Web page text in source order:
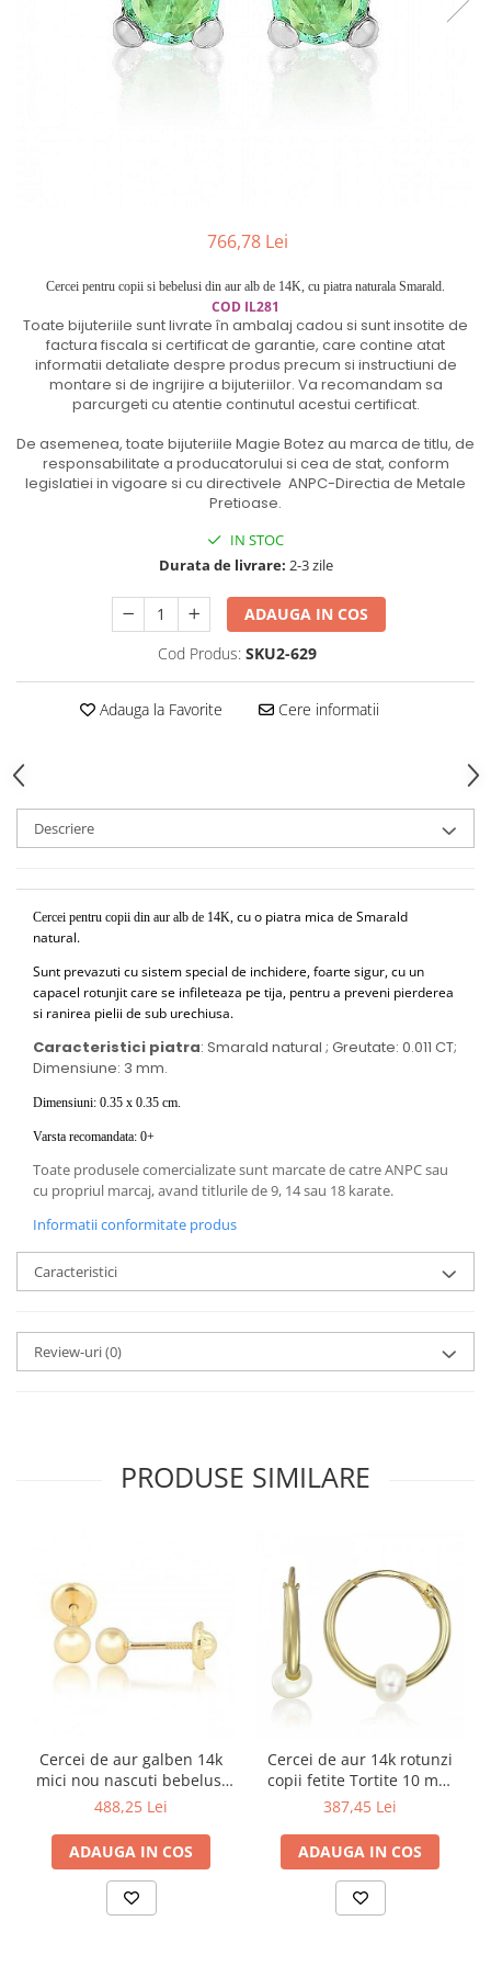
Cercei din aur dama
Cercei de aur lungi cu lant
766,78 Lei
Cercei pentru copii si bebelusi din aur alb de 14K, cu piatra naturala Smarald.
COD IL281
Toate bijuteriile sunt livrate în ambalaj cadou si sunt insotite de
factura fiscala si certificat de garantie, care contine atat
informatii detaliate despre produs precum si instructiuni de
montare si de ingrijire a bijuteriilor. Va recomandam sa
parcurgeti cu atentie continutul acestui certificat.
De asemenea, toate bijuteriile Magie Botez au marca de titlu, de
responsabilitate a producatorului si cea de stat, conform
legislatiei in vigoare si cu directivele ANPC-Directia de Metale
Pretioase.
IN STOC
Durata de livrare: 2-3 zile
ADAUGA IN COS
Cod Produs: SKU2-629
Adauga la Favorite Cere informatii
Descriere
Cercei pentru copii din aur alb de 14K, cu o piatra mica de Smarald
natural.
Sunt prevazuti cu sistem special de inchidere, foarte sigur, cu un
capacel rotunjit care se infileteaza pe tija, pentru a preveni pierderea
si ranirea pielii de sub urechiusa.
Caracteristici piatra: Smarald natural ; Greutate: 0.011 CT;
Dimensiune: 3 mm.
Dimensiuni: 0.35 x 0.35 cm.
Varsta recomandata: 0+
Toate produsele comercializate sunt marcate de catre ANPC sau
cu propriul marcaj, avand titlurile de 9, 14 sau 18 karate.
Informatii conformitate produs
Caracteristici
Review-uri(0)
PRODUSE SIMILARE
Cercei de aur galben 14k
mici nou nascuti bebelusi
Bilute 4mm
488,25 Lei
ADAUGA IN COS
Cercei de aur 14k rotunzi
copii fetite Tortite 10 mm
perluta
387,45 Lei
ADAUGA IN COS